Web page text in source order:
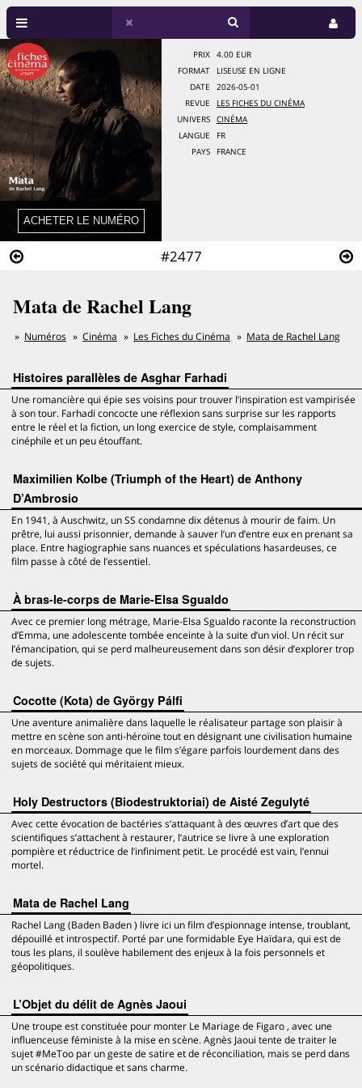
#2477
PRIX
4.00 EUR
FORMAT
LISEUSE EN LIGNE
DATE
2026-05-01
REVUE
LES FICHES DU CINÉMA
UNIVERS
CINÉMA
LANGUE
FR
PAYS
FRANCE
Mata de Rachel Lang
Numéros Cinéma Les Fiches du Cinéma Mata de Rachel Lang
Histoires parallèles de Asghar Farhadi
Une romancière qui épie ses voisins pour trouver l’inspiration est vampirisée
à son tour. Farhadi concocte une réflexion sans surprise sur les rapports
entre le réel et la fiction, un long exercice de style, complaisamment
cinéphile et un peu étouffant.
Maximilien Kolbe (Triumph of the Heart) de Anthony
D’Ambrosio
En 1941, à Auschwitz, un SS condamne dix détenus à mourir de faim. Un
prêtre, lui aussi prisonnier, demande à sauver l’un d’entre eux en prenant sa
place. Entre hagiographie sans nuances et spéculations hasardeuses, ce
film passe à côté de l’essentiel.
À bras-le-corps de Marie-Elsa Sgualdo
Avec ce premier long métrage, Marie-Elsa Sgualdo raconte la reconstruction
d’Emma, une adolescente tombée enceinte à la suite d’un viol. Un récit sur
l’émancipation, qui se perd malheureusement dans son désir d’explorer trop
de sujets.
Cocotte (Kota) de György Pálfi
Une aventure animalière dans laquelle le réalisateur partage son plaisir à
mettre en scène son anti-héroïne tout en désignant une civilisation humaine
en morceaux. Dommage que le film s’égare parfois lourdement dans des
sujets de société qui méritaient mieux.
Holy Destructors (Biodestruktoriai) de Aisté Zegulyté
Avec cette évocation de bactéries s’attaquant à des œuvres d’art que des
scientifiques s’attachent à restaurer, l’autrice se livre à une exploration
pompière et réductrice de l’infiniment petit. Le procédé est vain, l’ennui
mortel.
Mata de Rachel Lang
Rachel Lang (Baden Baden ) livre ici un film d’espionnage intense, troublant,
dépouillé et introspectif. Porté par une formidable Eye Haïdara, qui est de
tous les plans, il soulève habilement des enjeux à la fois personnels et
géopolitiques.
L’Objet du délit de Agnès Jaoui
Une troupe est constituée pour monter Le Mariage de Figaro , avec une
influenceuse féministe à la mise en scène. Agnès Jaoui tente de traiter le
sujet #MeToo par un geste de satire et de réconciliation, mais se perd dans
un scénario didactique et sans charme.